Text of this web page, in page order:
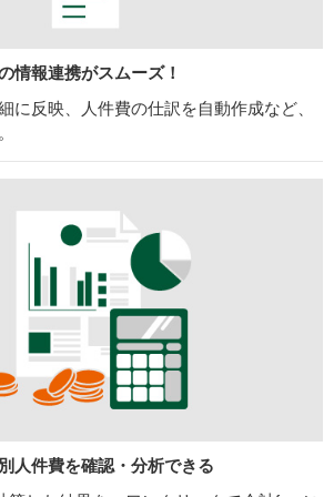
情報連携がスムーズ！
に反映、人件費の仕訳を自動作成など、
人件費を確認・分析できる